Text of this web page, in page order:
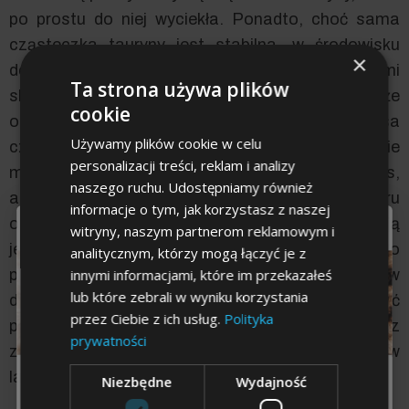
po prostu do niej wyciekła. Ponadto, choć sama
cząsteczka tauryny jest stabilna, w środowisku
domowej kuchni wchodzi ona w reakcje z innymi
składnikami (np. reakcje Maillarda), co może
ograniczać jej biodostępność dla organizmu psa
czy kota. Właśnie dlatego w dietetyce klinicznej nie
martwimy się o „wyparowanie” tauryny w kosmos,
ale o jej fizyczną ucieczkę z surowca do wywaru
oraz o zmiany w strukturze posiłku, które utrudniają
jej późniejsze wchłanianie w jelitach. Z tego
powodu, warto włączyć suplementację tauryną w
dietach po obróbce – to najprostsza droga, by mieć
pewność, że dawka w misce zgadza się z
zapotrzebowaniem, bez konieczności zabawy w
laboratorium chemiczne nad garnkiem.
To jużostatni krok
Dla kogo chceszodbierać
×
Ta strona używa plików
cookie
Używamy plików cookie w celu
personalizacji treści, reklam i analizy
naszego ruchu. Udostępniamy również
informacje o tym, jak korzystasz z naszej
witryny, naszym partnerom reklamowym i
analitycznym, którzy mogą łączyć je z
innymi informacjami, które im przekazałeś
lub które zebrali w wyniku korzystania
przez Ciebie z ich usług. Polityka
prywatności
Niezbędne Wydajność